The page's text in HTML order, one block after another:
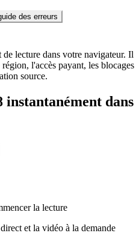
des erreurs
lecture dans votre navigateur. Il
l'accès payant, les blocages
source.
instantanément dans
la lecture
et la vidéo à la demande